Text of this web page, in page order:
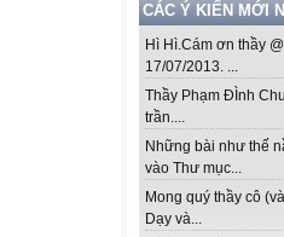
CÁC Ý KIẾN MỚI
Hì Hì.Cám ơn thầy
17/07/2013. ...
Thầy Phạm ĐÌnh
trần....
Những bài như thế
vào Thư mục...
Mong quý thầy cô
Dạy và...